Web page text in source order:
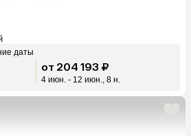
даты
от 204 193 ₽
4 июн. - 12 июн., 8 н.